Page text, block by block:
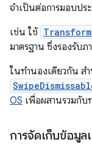
จำเป็นต่อการมอบป
เช่น ใช้
มาตรฐาน ซึ่งรองรับ
ในทำนองเดียวกัน ส
OS เพื่อผสานรวมกับ
การจัดเก็บข้อมูล